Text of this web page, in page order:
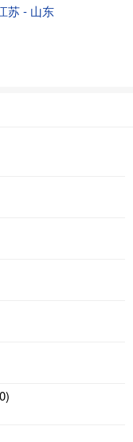
苏 - 山东